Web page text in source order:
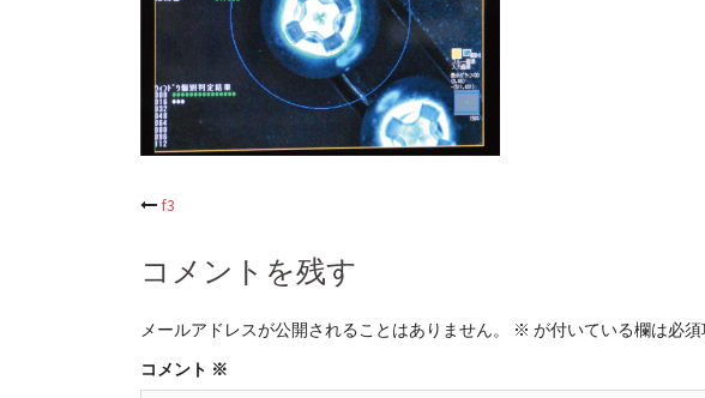
投
稿
ナ
ビ
f3
コメントを残す
メールアドレスが公開されることはありません。 ※ が付いている欄は必
コメント ※